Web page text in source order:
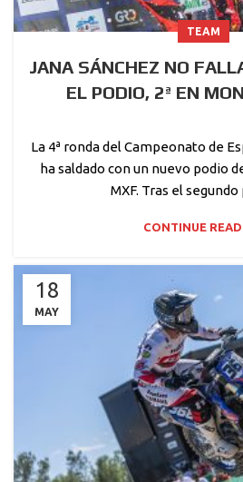
TEAM
JANA SÁNCHEZ NO
EL PODIO, 2ª EN
La 4ª ronda del Campeonato de
ha saldado con un nuevo podio
MXF. Tras el segundo
CONTINUE
18
MAY